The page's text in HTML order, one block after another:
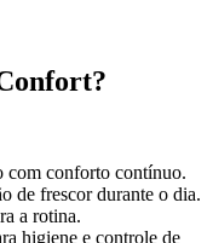
com conforto contínuo.
de frescor durante o dia.
a rotina.
higiene e controle de